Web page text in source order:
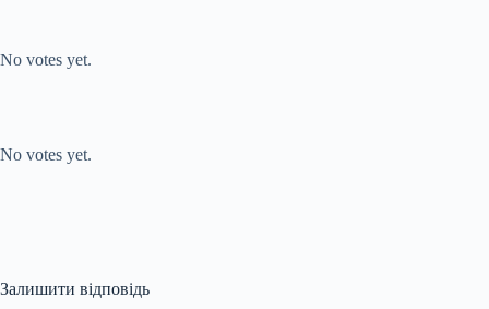
No votes yet.
No votes yet.
Залишити відповідь